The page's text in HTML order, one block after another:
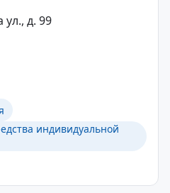
ул., д. 99
индивидуальной